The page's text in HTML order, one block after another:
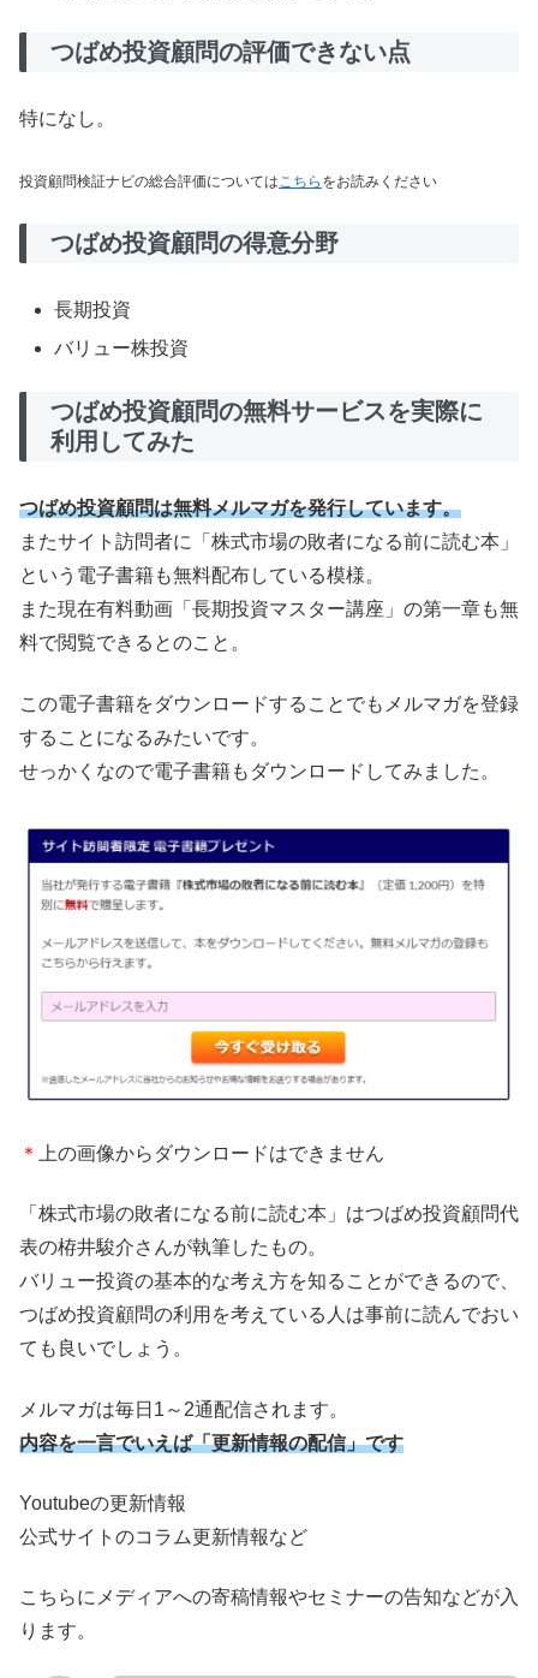
つばめ投資顧問の評価できない点
特になし。
投資顧問検証ナビの総合評価については こちら をお読みください
つばめ投資顧問の得意分野
長期投資
バリュー株投資
つばめ投資顧問の無料サービスを実際に
利用してみた
つばめ投資顧問は無料メルマガを発行しています。
またサイト訪問者に「株式市場の敗者になる前に読む本」
という電子書籍も無料配布している模様。
また現在有料動画「長期投資マスター講座」の第一章も無
料で閲覧できるとのこと。
この電子書籍をダウンロードすることでもメルマガを登録
することになるみたいです。
せっかくなので電子書籍もダウンロードしてみました。
＊ 上の画像からダウンロードはできません
「株式市場の敗者になる前に読む本」はつばめ投資顧問代
表の栫井駿介さんが執筆したもの。
バリュー投資の基本的な考え方を知ることができるので、
つばめ投資顧問の利用を考えている人は事前に読んでおい
ても良いでしょう。
メルマガは毎日1～2通配信されます。
内容を一言でいえば「更新情報の配信」です
Youtubeの更新情報
公式サイトのコラム更新情報など
こちらにメディアへの寄稿情報やセミナーの告知などが入
ります。